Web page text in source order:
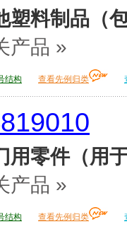
塑料制品（
产品 »
结构 查看先例归类
用零件（用
产品 »
结构 查看先例归类